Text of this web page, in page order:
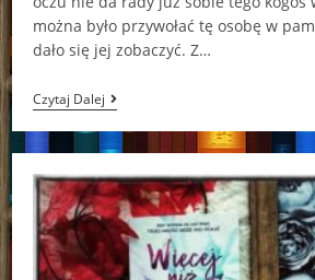
można było przywołać tę osobę w
dało się jej zobaczyć. Z…
Czytaj Dalej“Więcej
Niż
Ona”
Jay